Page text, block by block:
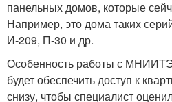
панельных домов, которые
Например, это дома таких
И-209, П-30 и др.
Особенность работы с
будет обеспечить доступ к
снизу, чтобы специалист